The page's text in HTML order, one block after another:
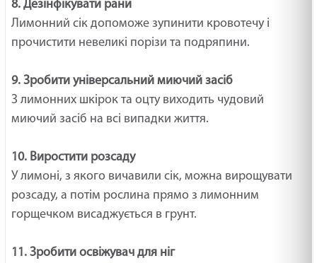
8. Дезінфікувати рани
Лимонний сік допоможе зупинити кровотечу і
прочистити невеликі порізи та подряпини.
9. Зробити універсальний миючий засіб
З лимонних шкірок та оцту виходить чудовий
миючий засіб на всі випадки життя.
10. Виростити розсаду
У лимоні, з якого вичавили сік, можна вирощувати
розсаду, а потім рослина прямо з лимонним
горщечком висаджується в грунт.
11. Зробити освіжувач для ніг